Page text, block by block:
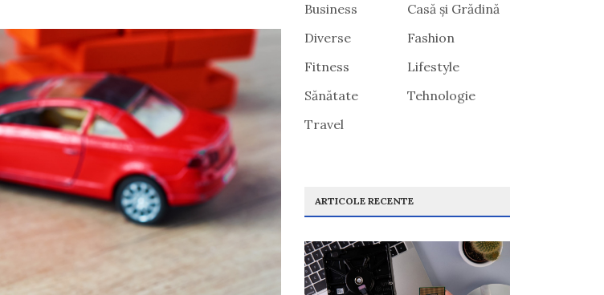
Business
Casă și Grădină
Diverse
Fashion
Fitness
Lifestyle
Sănătate
Tehnologie
Travel
ARTICOLE RECENTE